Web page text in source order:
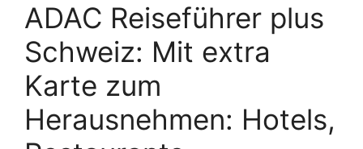
ADAC Reiseführer plus
Schweiz: Mit extra
Karte zum
Herausnehmen: Hotels,